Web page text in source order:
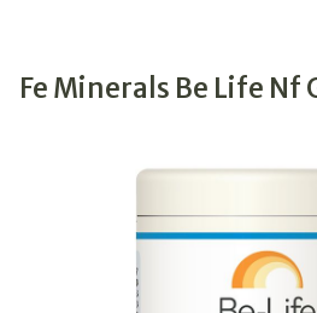
Fe Minerals Be Life Nf